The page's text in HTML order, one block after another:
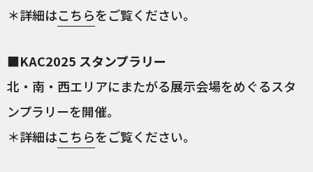
＊詳細はこちらをご覧ください。
■KAC2025 スタンプラリー
北・南・西エリアにまたがる展示会場をめぐるスタ
ンプラリーを開催。
＊詳細はこちらをご覧ください。